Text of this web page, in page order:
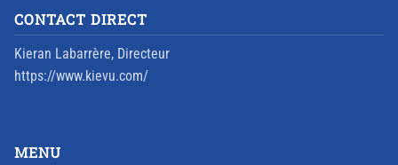
CONTACT DIRECT
Kieran Labarrère, Directeur
https://www.kievu.com/
MENU